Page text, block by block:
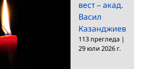
вест – акад.
Васил
Казанджиев
113 прегледа |
29 юли 2026 г.